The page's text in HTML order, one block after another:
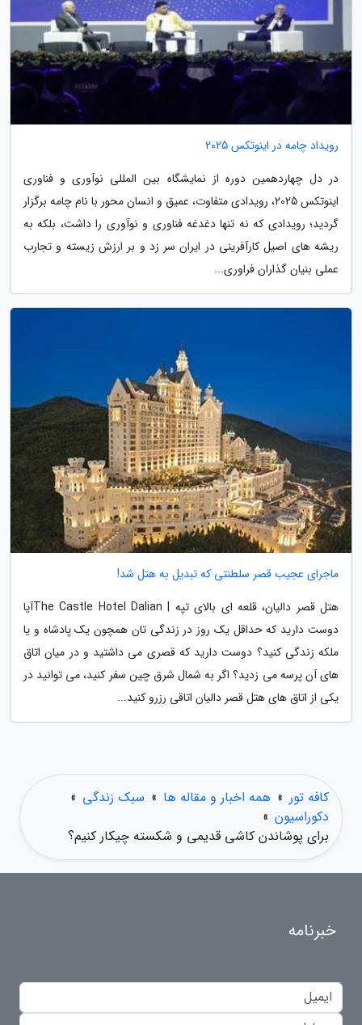
رویداد چامه در اینوتکس 2025
در دل چهاردهمین دوره از نمایشگاه بین المللی نوآوری و فناوری
اینوتکس 2025، رویدادی متفاوت، عمیق و انسان محور با نام چامه برگزار
گردید؛ رویدادی که نه تنها دغدغه فناوری و نوآوری را داشت، بلکه به
ریشه های اصیل کارآفرینی در ایران سر زد و بر ارزش زیسته و تجارب
عملی بنیان گذاران فراوری...
ماجرای عجیب قصر سلطنتی که تبدیل به هتل شد!
هتل قصر دالیان، قلعه ای بالای تپه | The Castle Hotel Dalianآیا
دوست دارید که حداقل یک روز در زندگی تان همچون یک پادشاه و یا
ملکه زندگی کنید؟ دوست دارید که قصری می داشتید و در میان اتاق
های آن پرسه می زدید؟ اگر به شمال شرق چین سفر کنید، می توانید در
یکی از اتاق های هتل قصر دالیان اتاقی رزرو کنید...
کافه تور » همه اخبار و مقاله ها » سبک زندگی »
دکوراسیون »
برای پوشاندن کاشی قدیمی و شکسته چیکار کنیم؟
خبرنامه